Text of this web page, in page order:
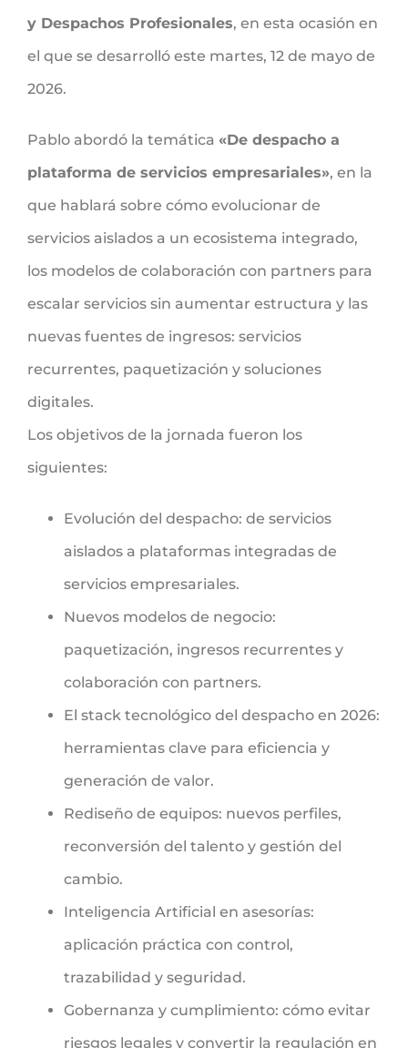
y Despachos Profesionales, en esta ocasión en
el que se desarrolló este martes, 12 de mayo de
2026.
Pablo abordó la temática «De despacho a
plataforma de servicios empresariales», en la
que hablará sobre cómo evolucionar de
servicios aislados a un ecosistema integrado,
los modelos de colaboración con partners para
escalar servicios sin aumentar estructura y las
nuevas fuentes de ingresos: servicios
recurrentes, paquetización y soluciones
digitales.
Los objetivos de la jornada fueron los
siguientes:
Evolución del despacho: de servicios
aislados a plataformas integradas de
servicios empresariales.
Nuevos modelos de negocio:
paquetización, ingresos recurrentes y
colaboración con partners.
El stack tecnológico del despacho en 2026:
herramientas clave para eficiencia y
generación de valor.
Rediseño de equipos: nuevos perfiles,
reconversión del talento y gestión del
cambio.
Inteligencia Artificial en asesorías:
aplicación práctica con control,
trazabilidad y seguridad.
Gobernanza y cumplimiento: cómo evitar
riesgos legales y convertir la regulación en